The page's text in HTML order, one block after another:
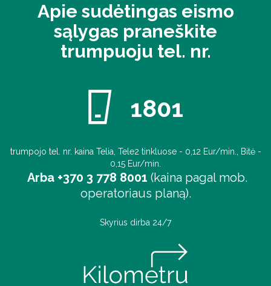
Apie sudėtingas eismo
sąlygas praneškite
trumpuoju tel. nr.
1801
trumpojo tel. nr. kaina Telia, Tele2 tinkluose - 0,12 Eur/min., Bitė -
0,15 Eur/min.
Arba +370 3 778 8001 (kaina pagal mob.
operatoriaus planą).
Skyrius dirba 24/7